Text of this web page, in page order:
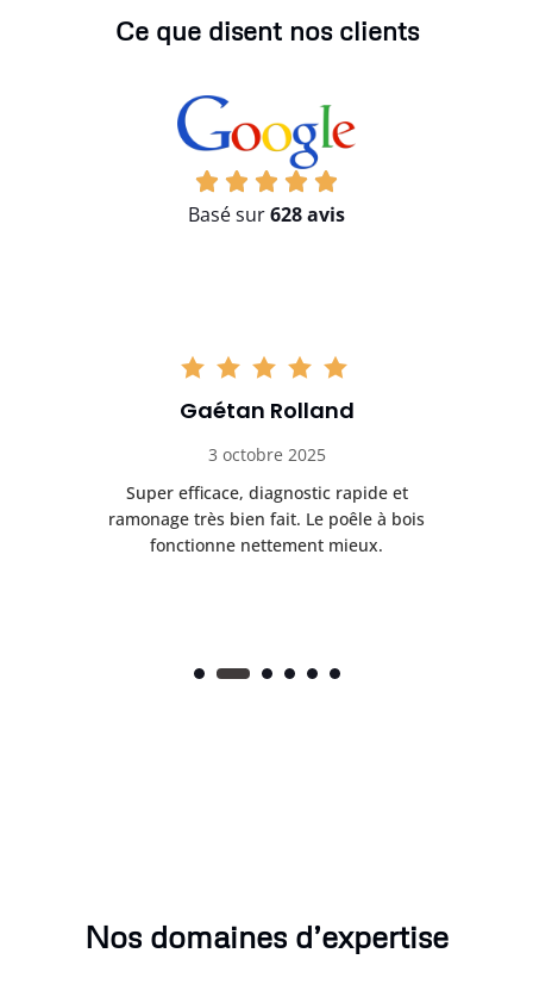
Ce que disent nos clients
Basé sur628 avis
Gaétan Rolland
3 octobre 2025
Super efficace, diagnostic rapide et
ramonage très bien fait. Le poêle à bois
fonctionne nettement mieux.
Nos domaines d’expertise